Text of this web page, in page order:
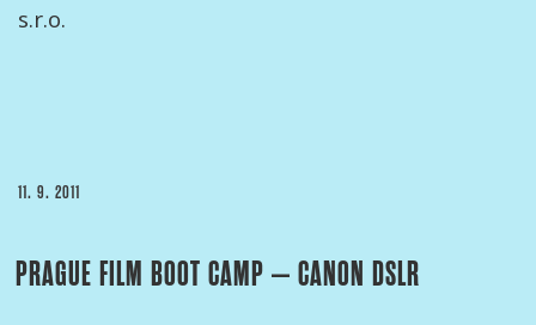
s.r.o.
PUBLIKOVÁNO
11. 9. 2011
PRAGUE FILM BOOT CAMP – CANON DSLR